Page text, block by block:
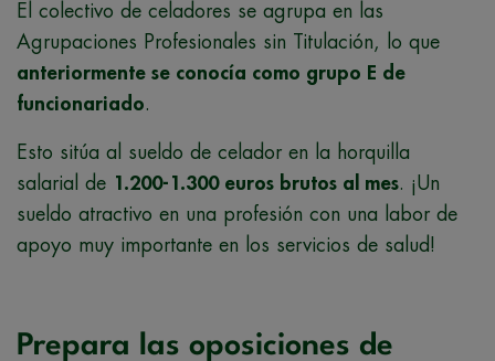
El colectivo de celadores se agrupa en las
Agrupaciones Profesionales sin Titulación, lo que
anteriormente se conocía como grupo E de
funcionariado.
Esto sitúa al sueldo de celador en la horquilla
salarial de 1.200-1.300 euros brutos al mes. ¡Un
sueldo atractivo en una profesión con una labor de
apoyo muy importante en los servicios de salud!
Prepara las oposiciones de